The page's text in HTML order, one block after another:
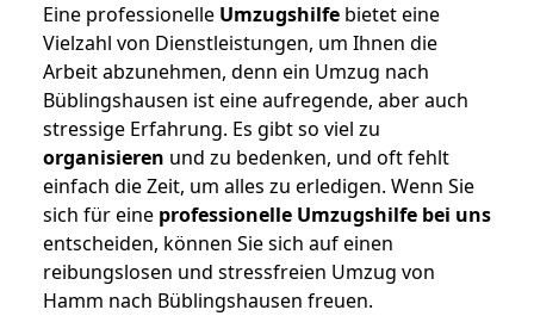
Eine professionelle Umzugshilfe bietet eine
Vielzahl von Dienstleistungen, um Ihnen die
Arbeit abzunehmen, denn ein Umzug nach
Büblingshausen ist eine aufregende, aber auch
stressige Erfahrung. Es gibt so viel zu
organisieren und zu bedenken, und oft fehlt
einfach die Zeit, um alles zu erledigen. Wenn Sie
sich für eine professionelle Umzugshilfe bei uns
entscheiden, können Sie sich auf einen
reibungslosen und stressfreien Umzug von
Hamm nach Büblingshausen freuen.